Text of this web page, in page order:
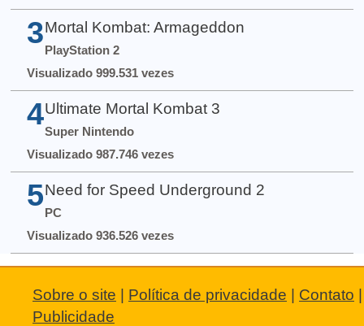
3 Mortal Kombat: Armageddon
PlayStation 2
Visualizado 999.531 vezes
4 Ultimate Mortal Kombat 3
Super Nintendo
Visualizado 987.746 vezes
5 Need for Speed Underground 2
PC
Visualizado 936.526 vezes
Sobre o site | Política de privacidade | Contato |
Publicidade